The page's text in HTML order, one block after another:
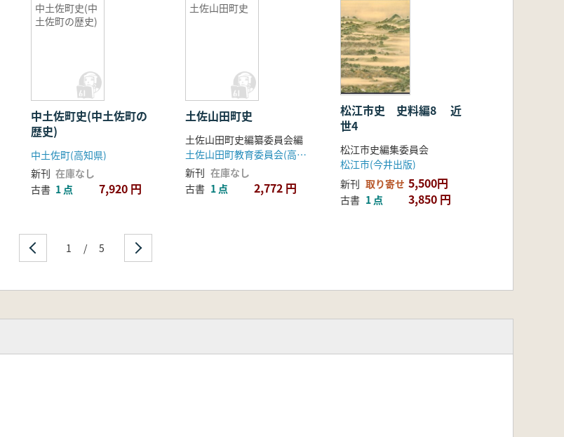
中土佐町史(中
土佐町の歴史)
中土佐町史(中土佐町の
歴史)
中土佐町(高知県)
新刊 在庫なし
古書 1 点 7,920 円
土佐山田町史
土佐山田町史
土佐山田町史編纂委員会編
土佐山田町教育委員会(高知県)
新刊 在庫なし
古書 1 点 2,772 円
松江市史 史料編8 近
世4
松江市史編集委員会
松江市(今井出版)
新刊 取り寄せ 5,500円
古書 1 点 3,850 円
1 / 5